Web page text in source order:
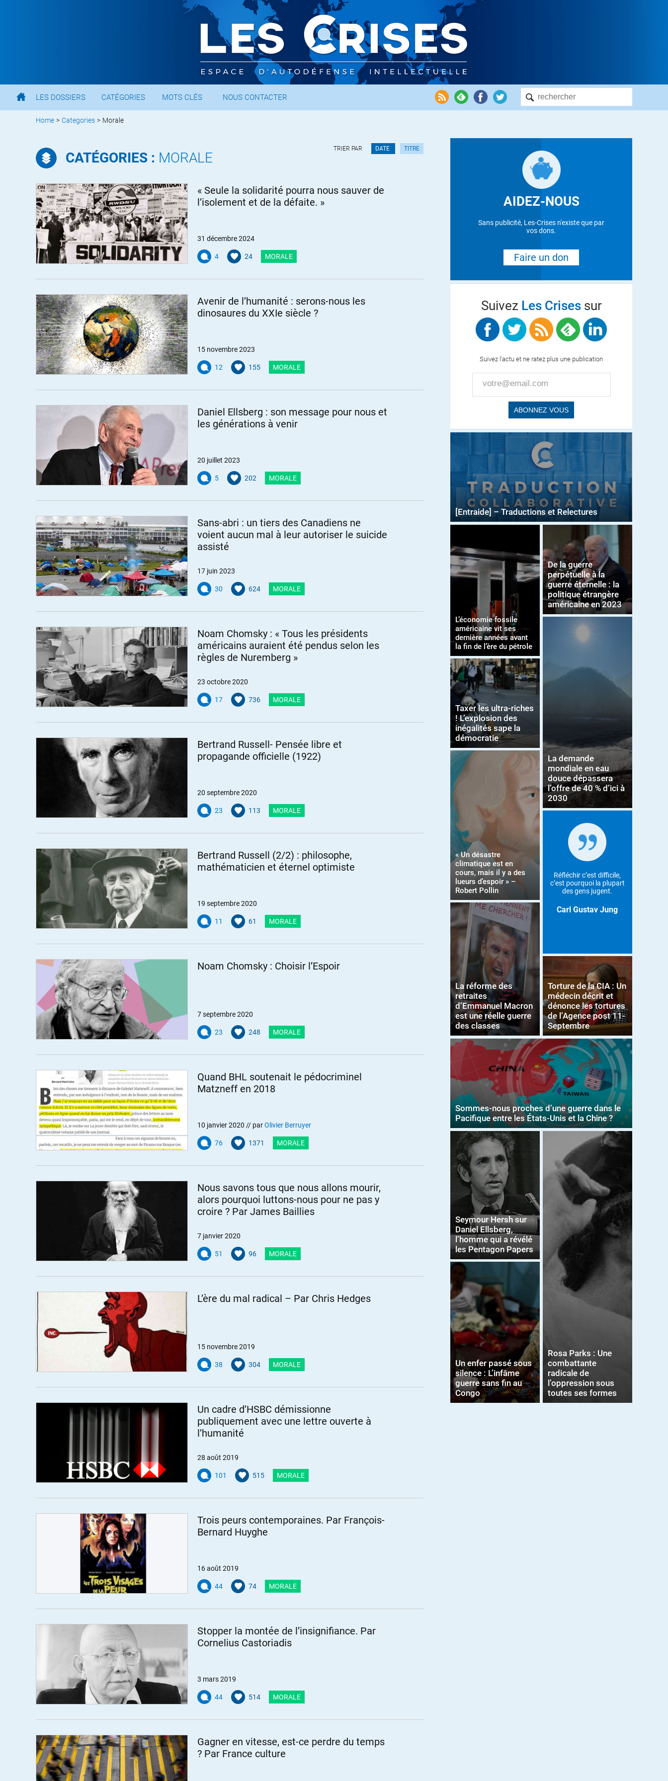
LES DOSSIERS CATÉGORIES MOTS CLÉS NOUS CONTACTER
Home > Categories > Morale
CATÉGORIES : MORALE
TRIER PAR DATE TITRE
« Seule la solidarité pourra nous sauver de
l’isolement et de la défaite. »
31 décembre 2024
4 24 MORALE
Avenir de l’humanité : serons-nous les
dinosaures du XXIe siècle ?
15 novembre 2023
12 155 MORALE
Daniel Ellsberg : son message pour nous et
les générations à venir
20 juillet 2023
5 202 MORALE
Sans-abri : un tiers des Canadiens ne
voient aucun mal à leur autoriser le suicide
assisté
17 juin 2023
30 624 MORALE
Noam Chomsky : « Tous les présidents
américains auraient été pendus selon les
règles de Nuremberg »
23 octobre 2020
17 736 MORALE
Bertrand Russell- Pensée libre et
propagande officielle (1922)
20 septembre 2020
23 113 MORALE
Bertrand Russell (2/2) : philosophe,
mathématicien et éternel optimiste
19 septembre 2020
11 61 MORALE
Noam Chomsky : Choisir l’Espoir
7 septembre 2020
23 248 MORALE
Quand BHL soutenait le pédocriminel
Matzneff en 2018
10 janvier 2020 // parOlivier Berruyer
76 1371 MORALE
Nous savons tous que nous allons mourir,
alors pourquoi luttons-nous pour ne pas y
croire ? Par James Baillies
7 janvier 2020
51 96 MORALE
L’ère du mal radical – Par Chris Hedges
15 novembre 2019
38 304 MORALE
Un cadre d’HSBC démissionne
publiquement avec une lettre ouverte à
l’humanité
28 août 2019
101 515 MORALE
Trois peurs contemporaines. Par François-
Bernard Huyghe
16 août 2019
44 74 MORALE
Stopper la montée de l’insignifiance. Par
Cornelius Castoriadis
3 mars 2019
44 514 MORALE
Gagner en vitesse, est-ce perdre du temps
? Par France culture
AIDEZ-NOUS
Sans publicité, Les-Crises n'existe que par
vos dons.
Faire un don
Suivez Les Crisessur
Suivez l'actu et ne ratez plus une publication
[Entraide] – Traductions et Relectures
L’économie fossile
américaine vit ses
dernière années avant
la fin de l’ère du pétrole
Taxer les ultra-riches
! L’explosion des
inégalités sape la
démocratie
« Un désastre
climatique est en
cours, mais il y a des
lueurs d’espoir » –
Robert Pollin
La réforme des
retraites
d’Emmanuel Macron
est une réelle guerre
des classes
De la guerre
perpétuelle à la
guerre éternelle : la
politique étrangère
américaine en 2023
La demande
mondiale en eau
douce dépassera
l’offre de 40 % d’ici à
2030
Réfléchir c’est difficile,
c’est pourquoi la plupart
des gens jugent.
Carl Gustav Jung
Torture de la CIA : Un
médecin décrit et
dénonce les tortures
de l’Agence post 11-
Septembre
Sommes-nous proches d’une guerre dans le
Pacifique entre les États-Unis et la Chine ?
Seymour Hersh sur
Daniel Ellsberg,
l’homme qui a révélé
les Pentagon Papers
Un enfer passé sous
silence : L’infâme
guerre sans fin au
Congo
Rosa Parks : Une
combattante
radicale de
l’oppression sous
toutes ses formes